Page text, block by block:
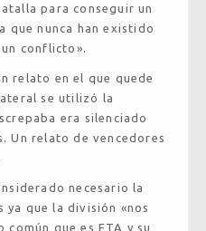
para conseguir un
que nunca han existido
conflicto».
relato en el que quede
se utilizó la
era silenciado
Un relato de vencedores
necesario la
ya que la división «nos
que es ETA y su